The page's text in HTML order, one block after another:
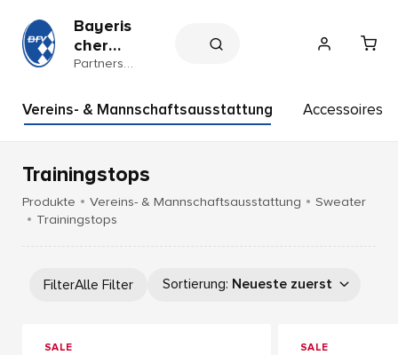
Bayeris
cher
Fußball
Verban
d e.V.
Partnersh
Vereins- & Mannschaftsausstattung Accessoires
Trainingstops
Produkte Vereins- & Mannschaftsausstattung
Sweater
Trainingstops
FilterAlle Filter Sortierung: Neueste zuerst
SALE SALE